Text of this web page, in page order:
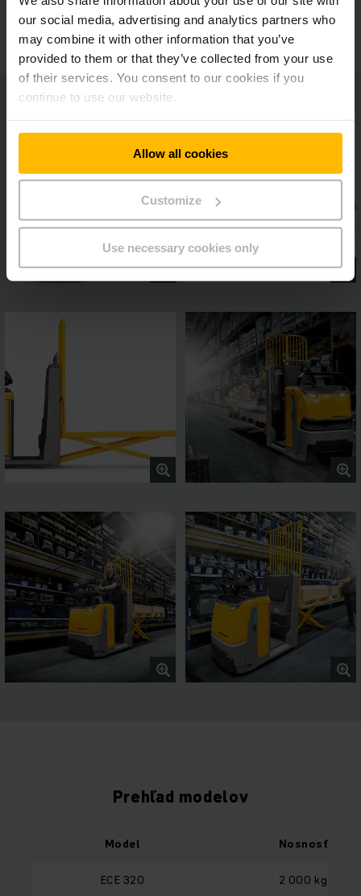
our social media, advertising and analytics partners who
may combine it with other information that you’ve
provided to them or that they’ve collected from your use
of their services. You consent to our cookies if you
continue to use our website.
Allow all cookies
Customize
Use necessary cookies only
Ďalšie možnosti výbavy
Prehľad modelov
Model Nosnosť
ECE 320 2 000 kg